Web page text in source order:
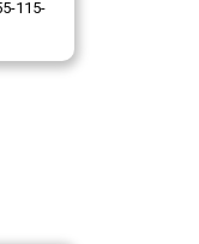
115-